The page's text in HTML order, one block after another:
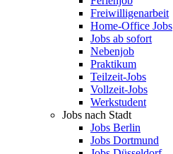
Freiwilligenarbeit
Home-Office Jobs
Jobs ab sofort
Nebenjob
Praktikum
Teilzeit-Jobs
Vollzeit-Jobs
Werkstudent
Jobs nach Stadt
Jobs Berlin
Jobs Dortmund